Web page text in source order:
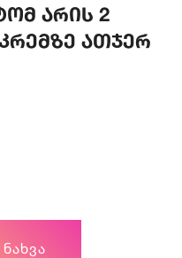
არის 2
ათჯერ